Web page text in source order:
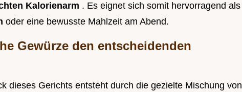
Kalorienarm . Es eignet sich somit hervorragend als
oder eine bewusste Mahlzeit am Abend.
Gewürze den entscheidenden
dieses Gerichts entsteht durch die gezielte Mischung von